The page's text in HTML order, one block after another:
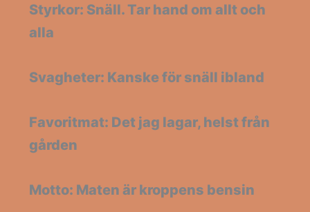
Styrkor: Snäll. Tar hand om allt och
alla
Svagheter: Kanske för snäll ibland
Favoritmat: Det jag lagar, helst från
gården
Motto: Maten är kroppens bensin